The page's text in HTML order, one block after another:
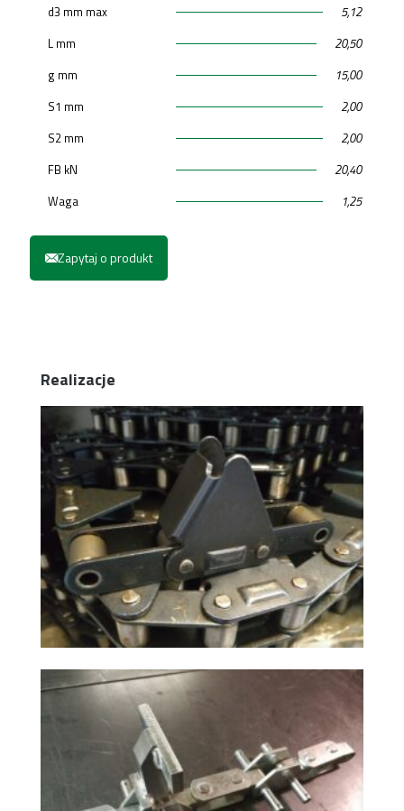
d3 mm max
5,12
L mm
20,50
g mm
15,00
S1 mm
2,00
S2 mm
2,00
FB kN
20,40
Waga
1,25
Zapytaj o produkt
Realizacje